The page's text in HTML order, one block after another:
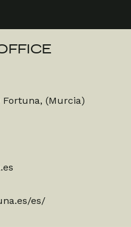
Fortuna, (Murcia)
es/